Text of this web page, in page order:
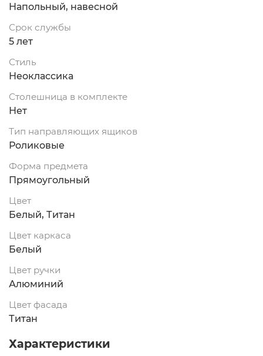
Напольный, навесной
Срок службы
5 лет
Стиль
Неоклассика
Столешница в комплекте
Нет
Тип направляющих ящиков
Роликовые
Форма предмета
Прямоугольный
Цвет
Белый, Титан
Цвет каркаса
Белый
Цвет ручки
Алюминий
Цвет фасада
Титан
Характеристики